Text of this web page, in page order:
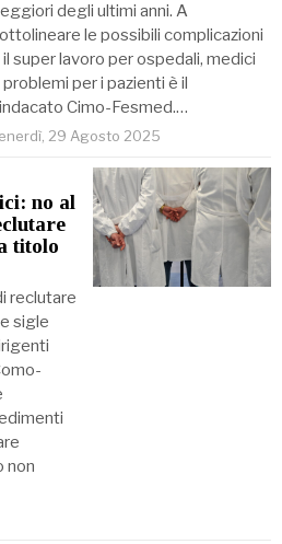
degli ultimi anni. A
le possibili complicazioni
il super lavoro per ospedali, medici
problemi per i pazienti è il
Cimo-Fesmed.…
29 Agosto 2025
no al
titolo
reclutare
sigle
non